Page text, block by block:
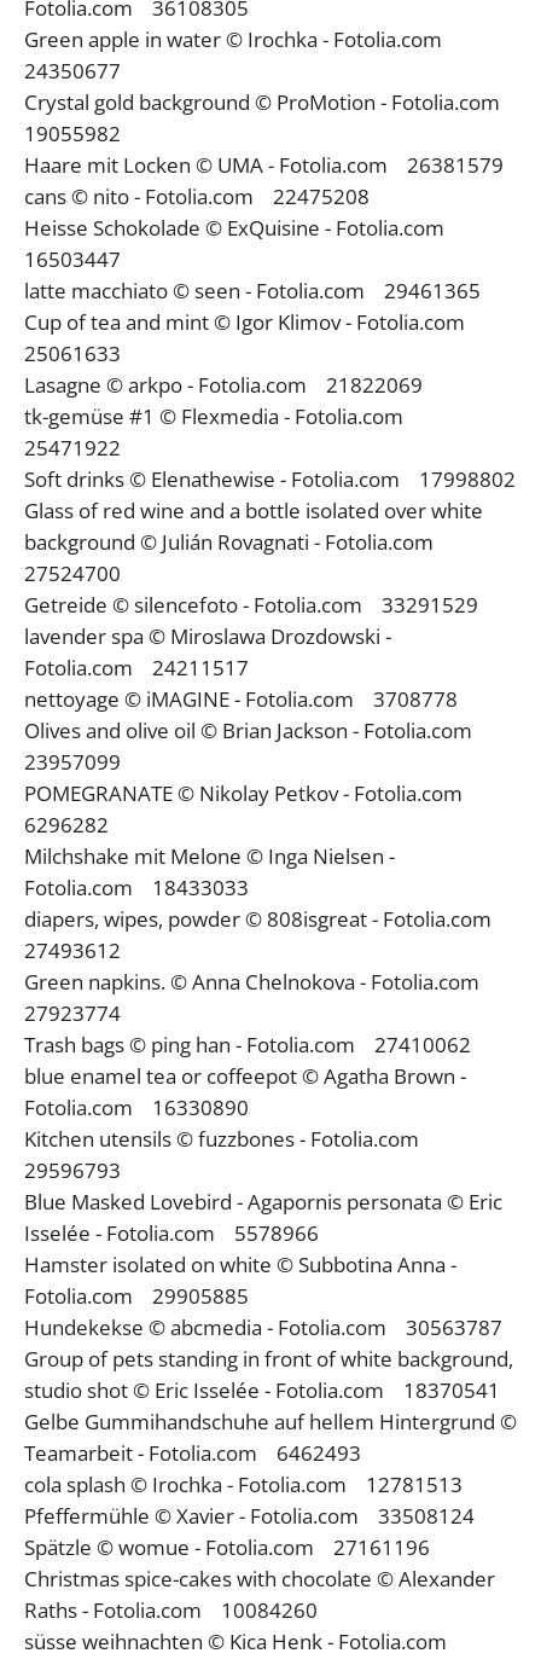
Fotolia.com 36108305
Green apple in water © Irochka - Fotolia.com
24350677
Crystal gold background © ProMotion - Fotolia.com
19055982
Haare mit Locken © UMA - Fotolia.com 26381579
cans © nito - Fotolia.com 22475208
Heisse Schokolade © ExQuisine - Fotolia.com
16503447
latte macchiato © seen - Fotolia.com 29461365
Cup of tea and mint © Igor Klimov - Fotolia.com
25061633
Lasagne © arkpo - Fotolia.com 21822069
tk-gemüse #1 © Flexmedia - Fotolia.com
25471922
Soft drinks © Elenathewise - Fotolia.com 17998802
Glass of red wine and a bottle isolated over white
background © Julián Rovagnati - Fotolia.com
27524700
Getreide © silencefoto - Fotolia.com 33291529
lavender spa © Miroslawa Drozdowski -
Fotolia.com 24211517
nettoyage © iMAGINE - Fotolia.com 3708778
Olives and olive oil © Brian Jackson - Fotolia.com
23957099
POMEGRANATE © Nikolay Petkov - Fotolia.com
6296282
Milchshake mit Melone © Inga Nielsen -
Fotolia.com 18433033
diapers, wipes, powder © 808isgreat - Fotolia.com
27493612
Green napkins. © Anna Chelnokova - Fotolia.com
27923774
Trash bags © ping han - Fotolia.com 27410062
blue enamel tea or coffeepot © Agatha Brown -
Fotolia.com 16330890
Kitchen utensils © fuzzbones - Fotolia.com
29596793
Blue Masked Lovebird - Agapornis personata © Eric
Isselée - Fotolia.com 5578966
Hamster isolated on white © Subbotina Anna -
Fotolia.com 29905885
Hundekekse © abcmedia - Fotolia.com 30563787
Group of pets standing in front of white background,
studio shot © Eric Isselée - Fotolia.com 18370541
Gelbe Gummihandschuhe auf hellem Hintergrund ©
Teamarbeit - Fotolia.com 6462493
cola splash © Irochka - Fotolia.com 12781513
Pfeffermühle © Xavier - Fotolia.com 33508124
Spätzle © womue - Fotolia.com 27161196
Christmas spice-cakes with chocolate © Alexander
Raths - Fotolia.com 10084260
süsse weihnachten © Kica Henk - Fotolia.com